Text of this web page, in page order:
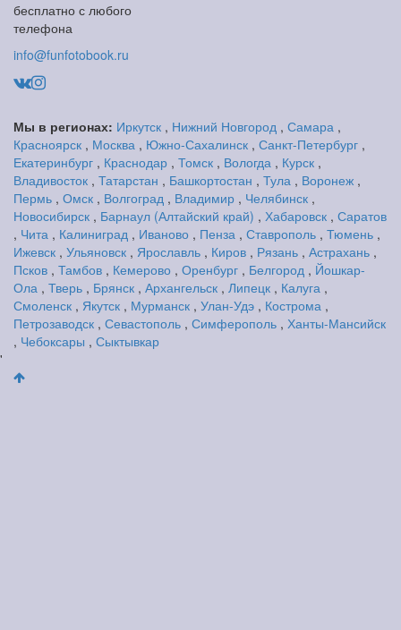
бесплатно с любого
телефона
info@funfotobook.ru
Мы в регионах: Иркутск , Нижний Новгород , Самара ,
Красноярск , Москва , Южно-Сахалинск , Санкт-Петербург ,
Екатеринбург , Краснодар , Томск , Вологда , Курск ,
Владивосток , Татарстан , Башкортостан , Тула , Воронеж ,
Пермь , Омск , Волгоград , Владимир , Челябинск ,
Новосибирск , Барнаул (Алтайский край) , Хабаровск , Саратов
, Чита , Калиниград , Иваново , Пенза , Ставрополь , Тюмень ,
Ижевск , Ульяновск , Ярославль , Киров , Рязань , Астрахань ,
Псков , Тамбов , Кемерово , Оренбург , Белгород , Йошкар-
Ола , Тверь , Брянск , Архангельск , Липецк , Калуга ,
Смоленск , Якутск , Мурманск , Улан-Удэ , Кострома ,
Петрозаводск , Севастополь , Симферополь , Ханты-Мансийск
, Чебоксары , Сыктывкар
'